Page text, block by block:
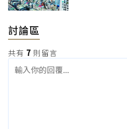
討論區
共有 7 則留言